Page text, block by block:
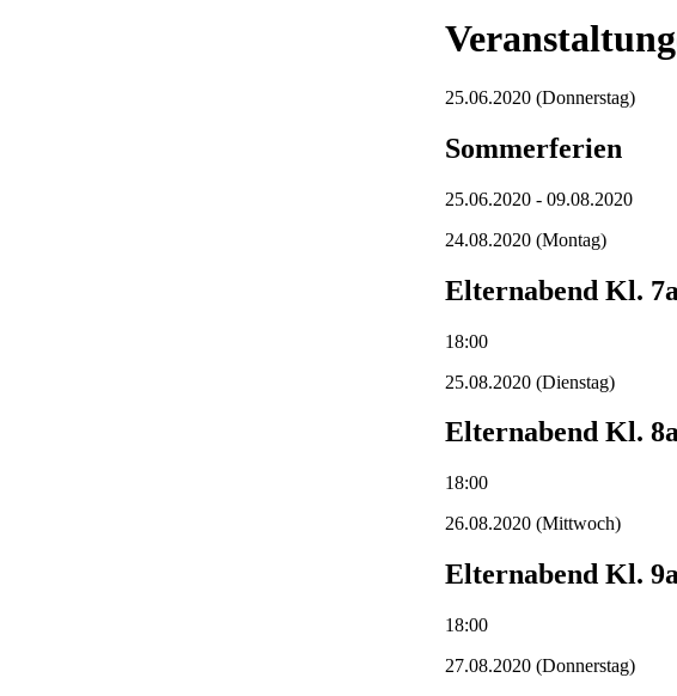
25.06.2020 (Donnerstag)
Sommerferien
25.06.2020 - 09.08.2020
24.08.2020 (Montag)
Elternabend Kl.
18:00
25.08.2020 (Dienstag)
Elternabend Kl.
18:00
26.08.2020 (Mittwoch)
Elternabend Kl.
18:00
27.08.2020 (Donnerstag)